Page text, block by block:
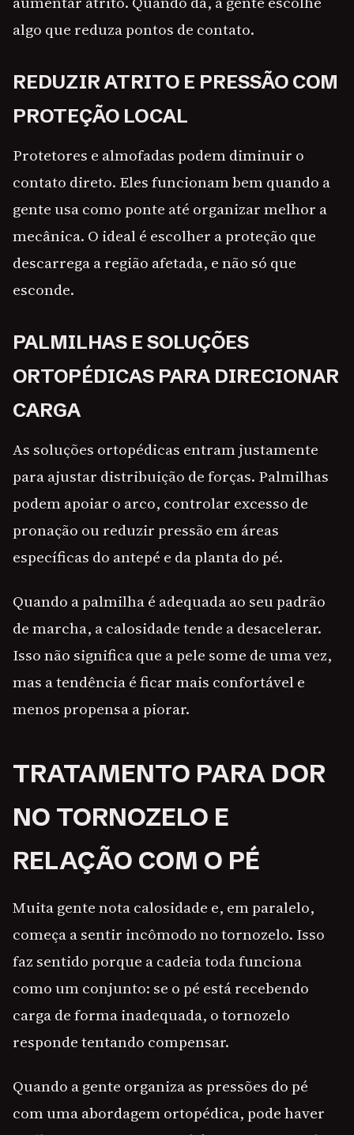
algo que reduza pontos de contato.
REDUZIR ATRITO E PRESSÃO COM
PROTEÇÃO LOCAL
Protetores e almofadas podem diminuir o
contato direto. Eles funcionam bem quando a
gente usa como ponte até organizar melhor a
mecânica. O ideal é escolher a proteção que
descarrega a região afetada, e não só que
esconde.
PALMILHAS E SOLUÇÕES
ORTOPÉDICAS PARA DIRECIONAR
CARGA
As soluções ortopédicas entram justamente
para ajustar distribuição de forças. Palmilhas
podem apoiar o arco, controlar excesso de
pronação ou reduzir pressão em áreas
específicas do antepé e da planta do pé.
Quando a palmilha é adequada ao seu padrão
de marcha, a calosidade tende a desacelerar.
Isso não significa que a pele some de uma vez,
mas a tendência é ficar mais confortável e
menos propensa a piorar.
TRATAMENTO PARA DOR
NO TORNOZELO E
RELAÇÃO COM O PÉ
Muita gente nota calosidade e, em paralelo,
começa a sentir incômodo no tornozelo. Isso
faz sentido porque a cadeia toda funciona
como um conjunto: se o pé está recebendo
carga de forma inadequada, o tornozelo
responde tentando compensar.
Quando a gente organiza as pressões do pé
com uma abordagem ortopédica, pode haver